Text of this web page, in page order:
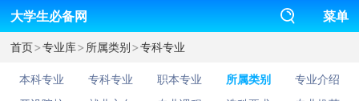
大学生必备网 菜单
首页>专业库>所属类别>专科专业
本科专业 专科专业 职本专业 所属类别
专业介绍